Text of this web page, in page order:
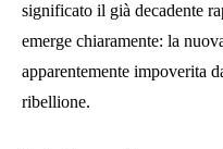
significato il già decadente
emerge chiaramente: la
apparentemente impoverita
ribellione.